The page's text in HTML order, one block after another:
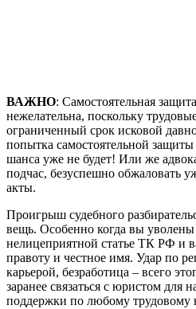
ВАЖНО: Самостоятельная
нежелательна, поскольку
ограниченный срок исковой
попытка самостоятельной защиты
шанса уже не будет! Или же
подчас, безуспешно обжаловать
акты.
Проигрыш судебного
вещь. Особенно когда вы
нелицеприятной статье ТК РФ и
правоту и честное имя. Удар по
карьерой, безработица – всего
заранее связаться с юристом для
поддержки по любому трудовому